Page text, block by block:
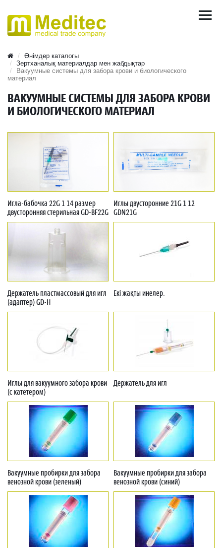
Өнімдер каталогы
Зертханалық материалдар мен жабдықтар
Вакуумные системы для забора крови и биологического
материал
ВАКУУМНЫЕ СИСТЕМЫ ДЛЯ ЗАБОРА КРОВИ
И БИОЛОГИЧЕСКОГО МАТЕРИАЛ
Игла-бабочка 22G 1 14 размер
двусторонняя стерильная GD-BF22G
Иглы двусторонние 21G 1 12
GDN21G
Держатель пластмассовый для игл
(адаптер) GD-H
Екі жақты инелер.
Иглы для вакуумного забора крови
(с катетером)
Держатель для игл
Вакуумные пробирки для забора
венозной крови (зеленый)
Вакуумные пробирки для забора
венозной крови (синий)